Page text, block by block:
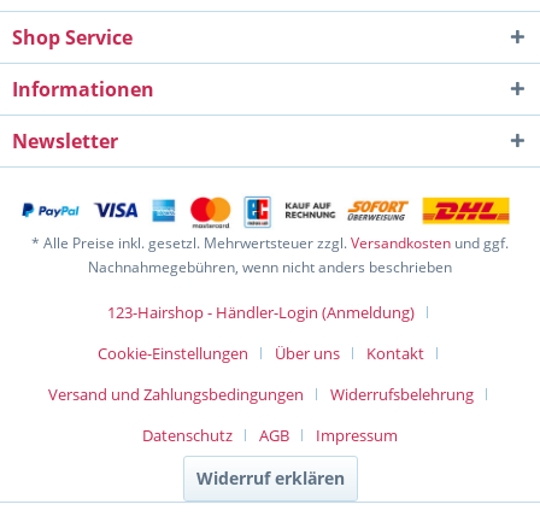
Shop Service
Informationen
Newsletter
* Alle Preise inkl. gesetzl. Mehrwertsteuer zzgl.Versandkosten und ggf.
Nachnahmegebühren, wenn nicht anders beschrieben
123-Hairshop - Händler-Login (Anmeldung)
Cookie-Einstellungen
Über uns
Kontakt
Versand und Zahlungsbedingungen
Widerrufsbelehrung
Datenschutz
AGB Impressum
Widerruf erklären